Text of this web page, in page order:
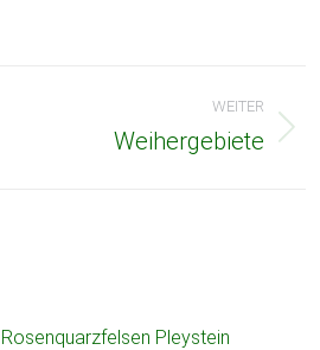
WEITER
Weihergebiete
Rosenquarzfelsen Pleystein